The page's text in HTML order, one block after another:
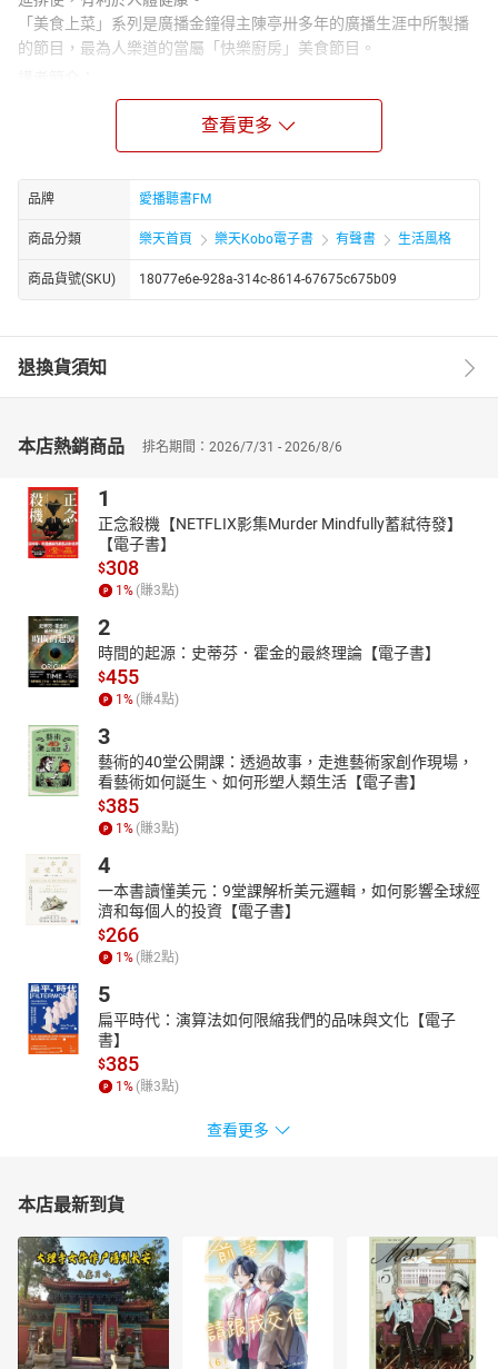
「美食上菜」系列是廣播金鐘得主陳亭卅多年的廣播生涯中所製播
的節目，最為人樂道的當屬「快樂廚房」美食節目。
廣播金鐘得主陳亭卅多年的廣播生涯中所製播的節目，最為人樂道
的當屬「快樂廚房」美食節目，食品營養科畢業的陳亭，平時即擅
長烹調美食，因此從民國82年起每週六上午9點至10點一小時的節
目，陳亭陸續約請多位烹飪老師共同主持，並邀集聽眾參與提供拿
手食譜，反應十分熱烈，也促使之後舉辦多場大型烹飪比賽及美食
觀摩活動，民國87年起配合警廣節目型態調整，改為快樂廚娘每日
一菜。由於「快樂廚房」節目獲得熱烈的迴響，也因而帶動了至今
仍然備受歡迎的廣播電視美食節目的風潮。
02雪裏山藥
03羅漢齋
05五色麵腸
07素什錦
08香菇腐竹
09素鵝
12素四寶
13五香豆干絲
14雪菜蓮子
17千張如意
查看更多
品牌 愛播聽書FM
商品分類 樂天首頁 樂天Kobo電子書 有聲書 生活風格
商品貨號(SKU) 18077e6e-928a-314c-8614-67675c675b09
退換貨須知
本店熱銷商品 排名期間：2026/7/31 - 2026/8/6
1
正念殺機【NETFLIX影集Murder Mindfully蓄弒待發】
【電子書】
$308
1 % (賺3點)
2
時間的起源：史蒂芬．霍金的最終理論【電子書】
$455
1 % (賺4點)
3
藝術的40堂公開課：透過故事，走進藝術家創作現場，
看藝術如何誕生、如何形塑人類生活【電子書】
$385
1 % (賺3點)
4
一本書讀懂美元：9堂課解析美元邏輯，如何影響全球經
濟和每個人的投資【電子書】
$266
1 % (賺2點)
5
扁平時代：演算法如何限縮我們的品味與文化【電子
書】
$385
1 % (賺3點)
查看更多
本店最新到貨